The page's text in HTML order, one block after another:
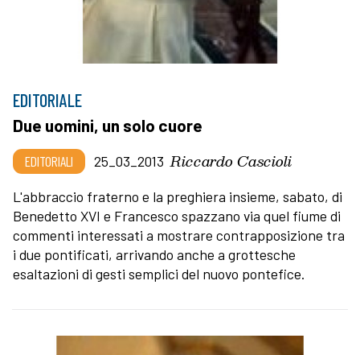
EDITORIALE
Due uomini, un solo cuore
EDITORIALI 25_03_2013 Riccardo Cascioli
L'abbraccio fraterno e la preghiera insieme, sabato, di
Benedetto XVI e Francesco spazzano via quel fiume di
commenti interessati a mostrare contrapposizione tra
i due pontificati, arrivando anche a grottesche
esaltazioni di gesti semplici del nuovo pontefice.